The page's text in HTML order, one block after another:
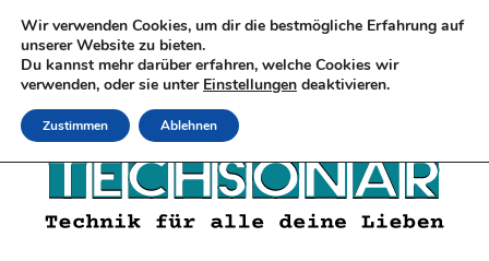
Wir verwenden Cookies, um dir die bestmögliche Erfahrung auf
unserer Website zu bieten.
Du kannst mehr darüber erfahren, welche Cookies wir
verwenden, oder sie unter Einstellungen deaktivieren.
Zustimmen Ablehnen